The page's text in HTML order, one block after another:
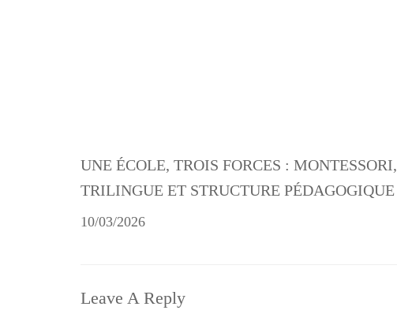
UNE ÉCOLE, TROIS FORCES : MONTESSORI,
TRILINGUE ET STRUCTURE PÉDAGOGIQUE
10/03/2026
Leave A Reply